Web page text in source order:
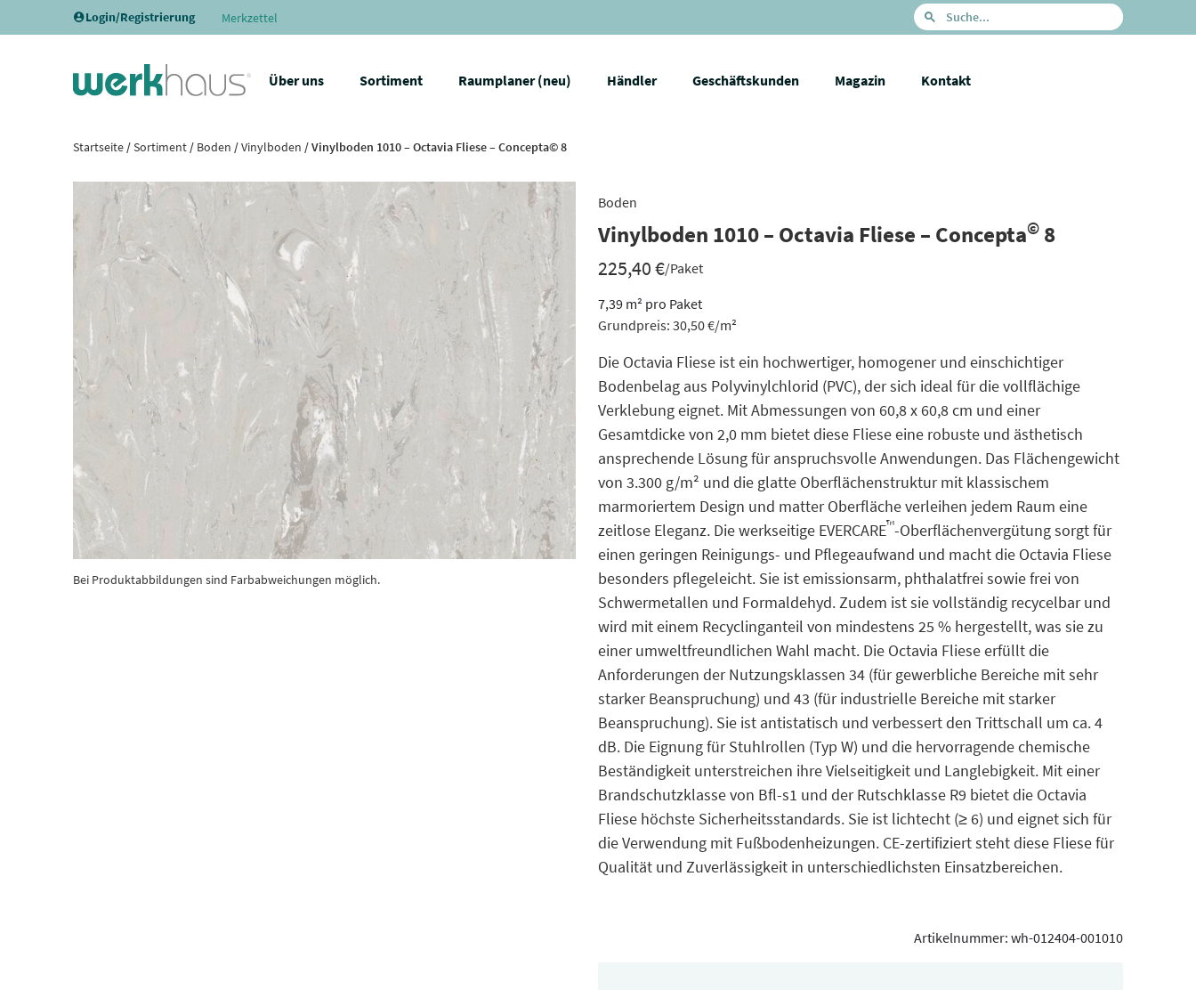
Login/Registrierung Merkzettel
Über uns Sortiment Raumplaner (neu) Händler Geschäftskunden Magazin Kontakt
Startseite/Sortiment/ Boden /Vinylboden / Vinylboden 1010 – Octavia Fliese – Concepta© 8
Bei Produktabbildungen sind Farbabweichungen möglich.
Boden
Vinylboden 1010 – Octavia Fliese – Concepta© 8
225,40€/Paket
7,39 m² pro Paket
Grundpreis: 30,50€/m²
Die Octavia Fliese ist ein hochwertiger, homogener und einschichtiger
Bodenbelag aus Polyvinylchlorid (PVC), der sich ideal für die vollflächige
Verklebung eignet. Mit Abmessungen von 60,8 x 60,8 cm und einer
Gesamtdicke von 2,0 mm bietet diese Fliese eine robuste und ästhetisch
ansprechende Lösung für anspruchsvolle Anwendungen. Das Flächengewicht
von 3.300 g/m² und die glatte Oberflächenstruktur mit klassischem
marmoriertem Design und matter Oberfläche verleihen jedem Raum eine
zeitlose Eleganz. Die werkseitige EVERCARE™-Oberflächenvergütung sorgt für
einen geringen Reinigungs- und Pflegeaufwand und macht die Octavia Fliese
besonders pflegeleicht. Sie ist emissionsarm, phthalatfrei sowie frei von
Schwermetallen und Formaldehyd. Zudem ist sie vollständig recycelbar und
wird mit einem Recyclinganteil von mindestens 25 % hergestellt, was sie zu
einer umweltfreundlichen Wahl macht. Die Octavia Fliese erfüllt die
Anforderungen der Nutzungsklassen 34 (für gewerbliche Bereiche mit sehr
starker Beanspruchung) und 43 (für industrielle Bereiche mit starker
Beanspruchung). Sie ist antistatisch und verbessert den Trittschall um ca. 4
dB. Die Eignung für Stuhlrollen (Typ W) und die hervorragende chemische
Beständigkeit unterstreichen ihre Vielseitigkeit und Langlebigkeit. Mit einer
Brandschutzklasse von Bfl-s1 und der Rutschklasse R9 bietet die Octavia
Fliese höchste Sicherheitsstandards. Sie ist lichtecht (≥ 6) und eignet sich für
die Verwendung mit Fußbodenheizungen. CE-zertifiziert steht diese Fliese für
Qualität und Zuverlässigkeit in unterschiedlichsten Einsatzbereichen.
Artikelnummer: wh-012404-001010